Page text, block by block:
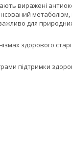
виражені
для
здорового
підтримки